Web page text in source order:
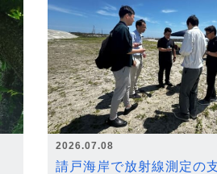
2026.07.08
請戸海岸で放射線測定の